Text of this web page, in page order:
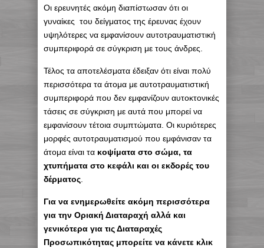
Οι ερευνητές ακόμη διαπίστωσαν ότι οι
γυναίκες του δείγματος της έρευνας έχουν
υψηλότερες να εμφανίσουν αυτοτραυματιστική
συμπεριφορά σε σύγκριση με τους άνδρες.
Τέλος τα αποτελέσματα έδειξαν ότι είναι πολύ
περισσότερα τα άτομα με αυτοτραυματιστική
συμπεριφορά που δεν εμφανίζουν αυτοκτονικές
τάσεις σε σύγκριση με αυτά που μπορεί να
εμφανίσουν τέτοια συμπτώματα. Οι κυριότερες
μορφές αυτοτραυματισμού που εμφάνισαν τα
άτομα είναι τα κοψίματα στο σώμα, τα
χτυπήματα στο κεφάλι και οι εκδορές του
δέρματος
Για να ενημερωθείτε ακόμη περισσότερα
για την Οριακή Διαταραχή αλλά και
γενικότερα για τις Διαταραχές
Προσωπικότητας μπορείτε να κάνετε κλικ